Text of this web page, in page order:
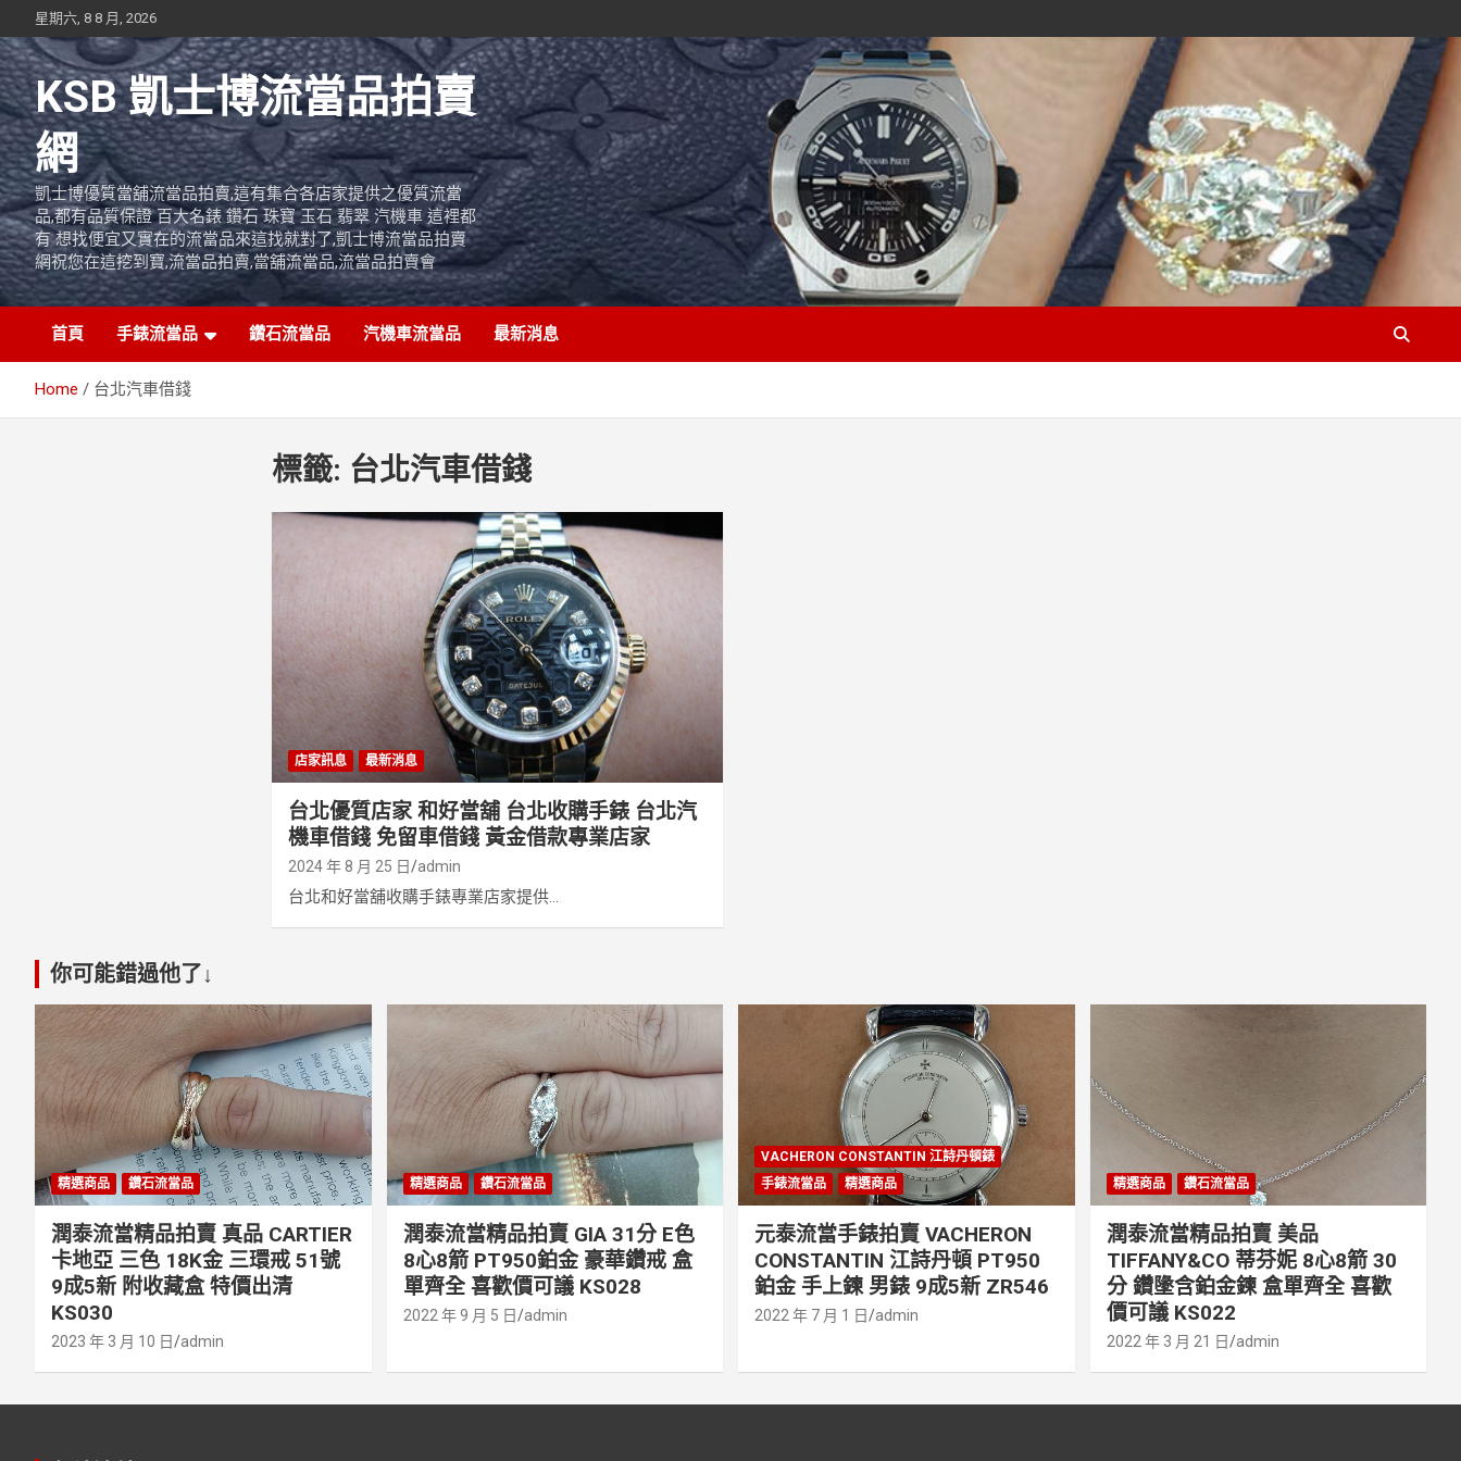
to
content
星期六, 8 8 月, 2026
KSB 凱士博流當品拍賣
網
凱士博優質當舖流當品拍賣,這有集合各店家提供之優質流當
品,都有品質保證 百大名錶 鑽石 珠寶 玉石 翡翠 汽機車 這裡都
有 想找便宜又實在的流當品來這找就對了,凱士博流當品拍賣
網祝您在這挖到寶,流當品拍賣,當舖流當品,流當品拍賣會
首頁 手錶流當品 鑽石流當品 汽機車流當品 最新消息
Home 台北汽車借錢
標籤: 台北汽車借錢
店家訊息 最新消息
台北優質店家 和好當舖 台北收購手錶 台北汽
機車借錢 免留車借錢 黃金借款專業店家
2024 年 8 月 25 日 admin
台北和好當舖收購手錶專業店家提供...
你可能錯過他了↓
精選商品 鑽石流當品
潤泰流當精品拍賣 真品 CARTIER
卡地亞 三色 18K金 三環戒 51號
9成5新 附收藏盒 特價出清
KS030
2023 年 3 月 10 日 admin
精選商品 鑽石流當品
潤泰流當精品拍賣 GIA 31分 E色
8心8箭 PT950鉑金 豪華鑽戒 盒
單齊全 喜歡價可議 KS028
2022 年 9 月 5 日 admin
VACHERON CONSTANTIN 江詩丹頓錶
手錶流當品
精選商品
元泰流當手錶拍賣 VACHERON
CONSTANTIN 江詩丹頓 PT950
鉑金 手上鍊 男錶 9成5新 ZR546
2022 年 7 月 1 日 admin
精選商品 鑽石流當品
潤泰流當精品拍賣 美品
TIFFANY&CO 蒂芬妮 8心8箭 30
分 鑽墬含鉑金鍊 盒單齊全 喜歡
價可議 KS022
2022 年 3 月 21 日 admin